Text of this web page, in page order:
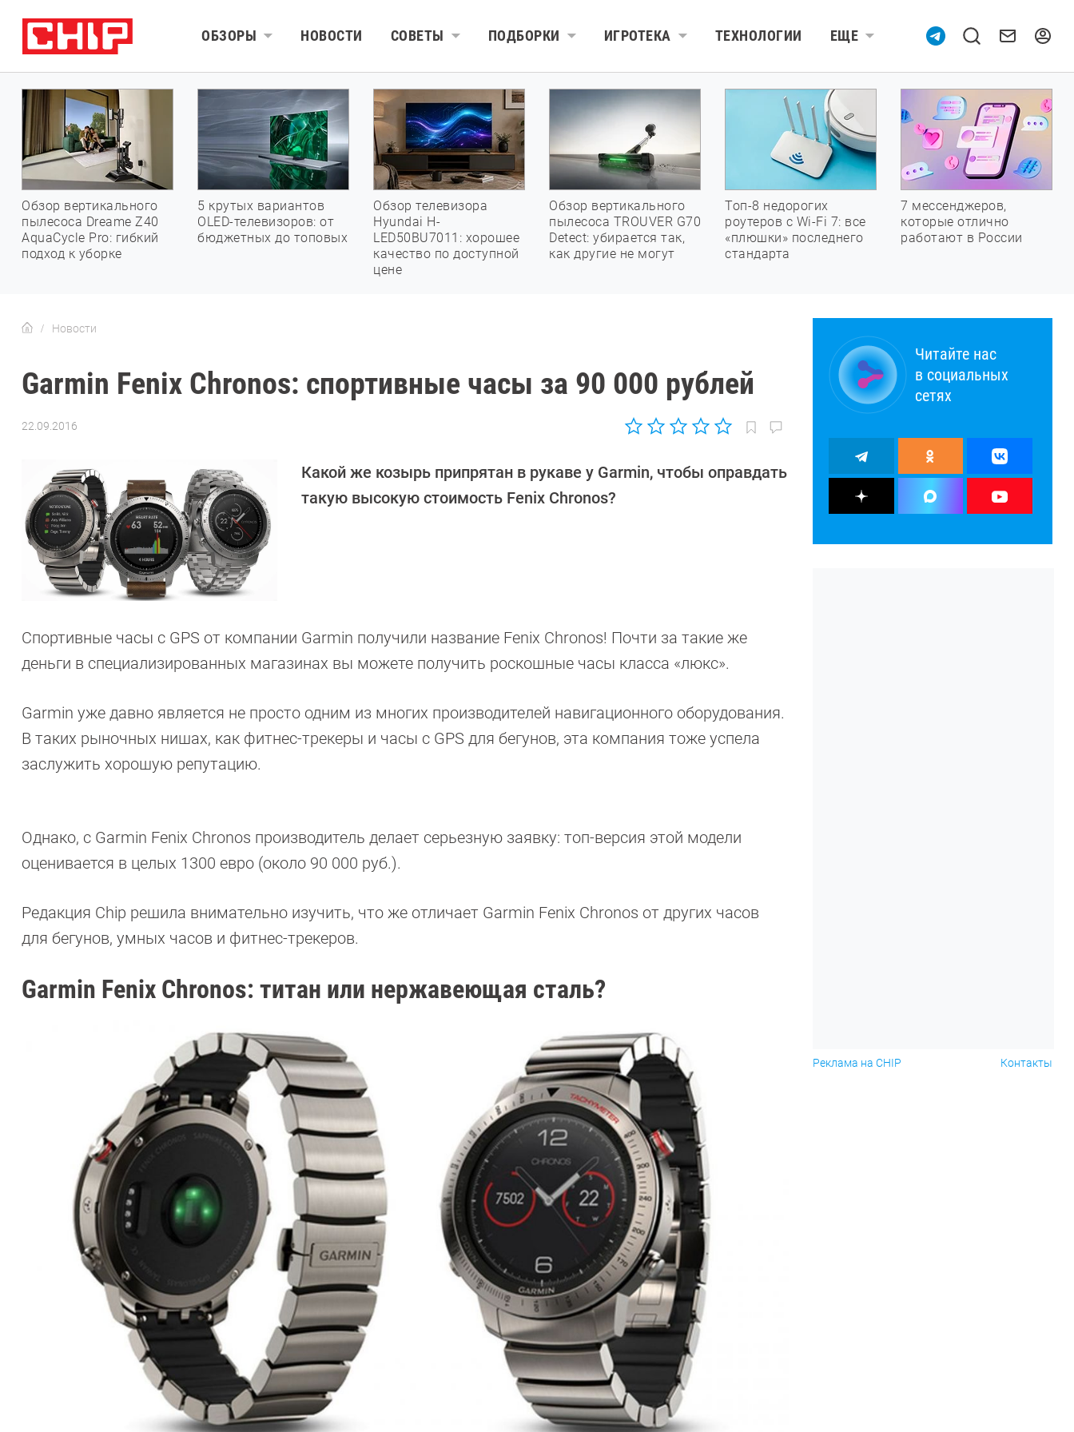
ОБЗОРЫ НОВОСТИ СОВЕТЫ ПОДБОРКИ ИГРОТЕКА ТЕХНОЛОГИИ ЕЩЕ
Обзор вертикального
пылесоса Dreame Z40
AquaCycle Pro: гибкий
подход к уборке
5 крутых вариантов
OLED-телевизоров: от
бюджетных до топовых
Обзор телевизора
Hyundai H-
LED50BU7011: хорошее
качество по доступной
цене
Обзор вертикального
пылесоса TROUVER G70
Detect: убирается так,
как другие не могут
Топ-8 недорогих
роутеров с Wi-Fi 7: все
«плюшки» последнего
стандарта
7 мессенджеров,
которые отлично
работают в России
Новости
Garmin Fenix Chronos: спортивные часы за 90 000 рублей
22.09.2016
Какой же козырь припрятан в рукаве у Garmin, чтобы оправдать
такую высокую стоимость Fenix Chronos?
Спортивные часы с GPS от компании Garmin получили название Fenix Chronos! Почти за такие же
деньги в специализированных магазинах вы можете получить роскошные часы класса «люкс».
Garmin уже давно является не просто одним из многих производителей навигационного оборудования.
В таких рыночных нишах, как фитнес-трекеры и часы с GPS для бегунов, эта компания тоже успела
заслужить хорошую репутацию.
Однако, с Garmin Fenix Chronos производитель делает серьезную заявку: топ-версия этой модели
оценивается в целых 1300 евро (около 90 000 руб.).
Редакция Chip решила внимательно изучить, что же отличает Garmin Fenix Chronos от других часов
для бегунов, умных часов и фитнес-трекеров.
Garmin Fenix Chronos: титан или нержавеющая сталь?
Читайте нас
в социальных
сетях
Реклама на CHIP Контакты